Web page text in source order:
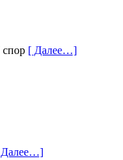
спор [ Далее…]